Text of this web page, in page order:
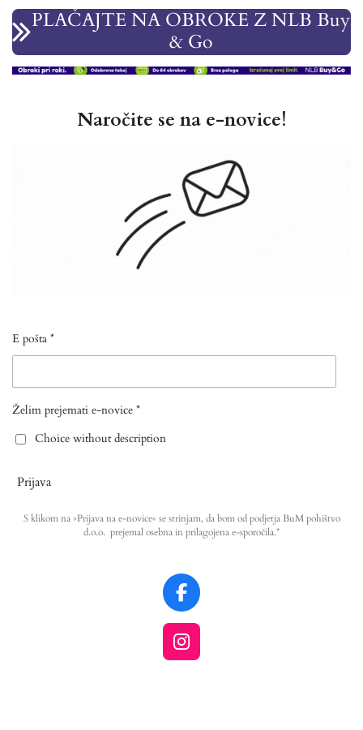
PLAČAJTE NA OBROKE Z NLB Buy
& Go
Naročite se na e-novice!
E pošta *
Želim prejemati e-novice *
Choice without description
Prijava
S klikom na »Prijava na e-novice« se strinjam, da bom od podjetja BuM pohištvo
d.o.o. prejemal osebna in prilagojena e-sporočila.*
F
a
c
e
I
n